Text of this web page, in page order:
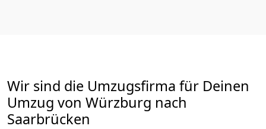
Wir sind die Umzugsfirma für Deinen
Umzug von Würzburg nach
Saarbrücken